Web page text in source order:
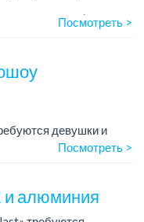
- Макатаева).Посмотреть >
девушки и
Посмотреть >
алюминия